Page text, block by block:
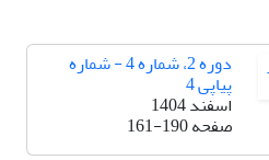
دوره 2، شماره 4 - شماره
پیاپی 4
اسفند 1404
صفحه161-190